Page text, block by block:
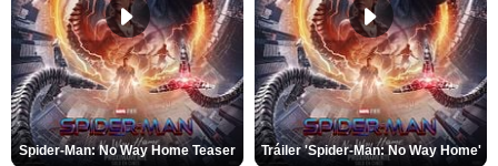
Spider-Man: No Way Home Teaser Tráiler 'Spider-Man: No Way Home'